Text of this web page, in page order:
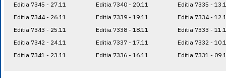
Editia 7345 - 27.11
Editia 7344 - 26.11
Editia 7343 - 25.11
Editia 7342 - 24.11
Editia 7341 - 23.11
Editia 7340 - 20.11
Editia 7339 - 19.11
Editia 7338 - 18.11
Editia 7337 - 17.11
Editia 7336 - 16.11
Editia 7335 -
Editia 7334 -
Editia 7333 -
Editia 7332 -
Editia 7331 -